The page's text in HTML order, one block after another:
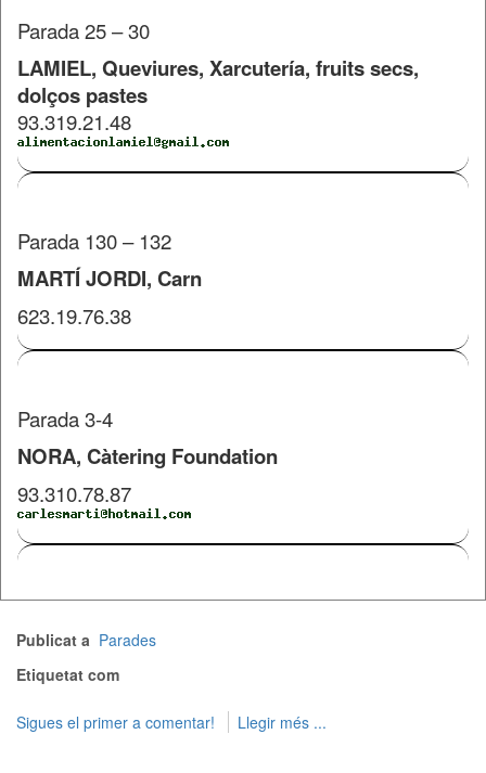
Parada 25 – 30
LAMIEL, Queviures, Xarcutería, fruits secs,
dolços pastes
93.319.21.48
Parada 130 – 132
MARTÍ JORDI, Carn
623.19.76.38
Parada 3-4
NORA, Càtering Foundation
93.310.78.87
Publicat a Parades
Etiquetat com
Sigues el primer a comentar! Llegir més ...